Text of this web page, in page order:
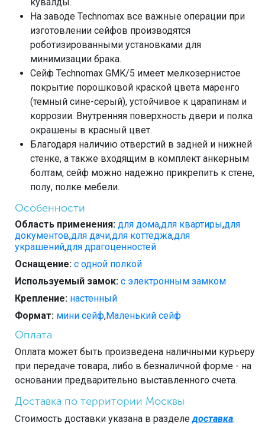
На заводе Technomax все важные операции при
изготовлении сейфов производятся
роботизированными установками для
минимизации брака.
Сейф Technomax GMK/5 имеет мелкозернистое
покрытие порошковой краской цвета маренго
(темный сине-серый), устойчивое к царапинам и
коррозии. Внутренняя поверхность двери и полка
окрашены в красный цвет.
Благодаря наличию отверстий в задней и нижней
стенке, а также входящим в комплект анкерным
болтам, сейф можно надежно прикрепить к стене,
полу, полке мебели.
Особенности
Область применения: для дома,для квартиры,для
документов,для дачи,для коттеджа,для
украшений,для драгоценностей
Оснащение: с одной полкой
Используемый замок: с электронным замком
Крепление: настенный
Формат: мини сейф,Маленький сейф
Оплата
Оплата может быть произведена наличными курьеру
при передаче товара, либо в безналичной форме - на
основании предварительно выставленного счета.
Доставка по территории Москвы
Стоимость доставки указана в разделедоставка.